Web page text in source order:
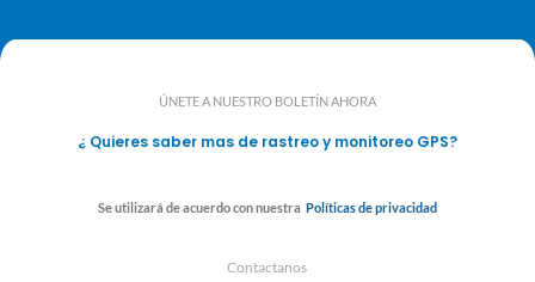
ÚNETE A NUESTRO BOLETÍN AHORA
¿ Quieres saber mas de rastreo y monitoreo GPS?
Se utilizará de acuerdo con nuestra Políticas de privacidad
Contactanos